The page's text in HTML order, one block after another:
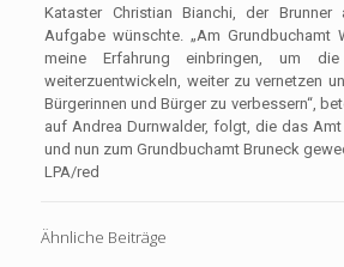
Kataster Christian Bianchi, der
Aufgabe wünschte. „Am Grundbuchamt
meine Erfahrung einbringen, um die
weiterzuentwickeln, weiter zu vernetzen
Bürgerinnen und Bürger zu verbessern“,
auf Andrea Durnwalder, folgt, die das
und nun zum Grundbuchamt Bruneck
LPA/red
Ähnliche Beiträge